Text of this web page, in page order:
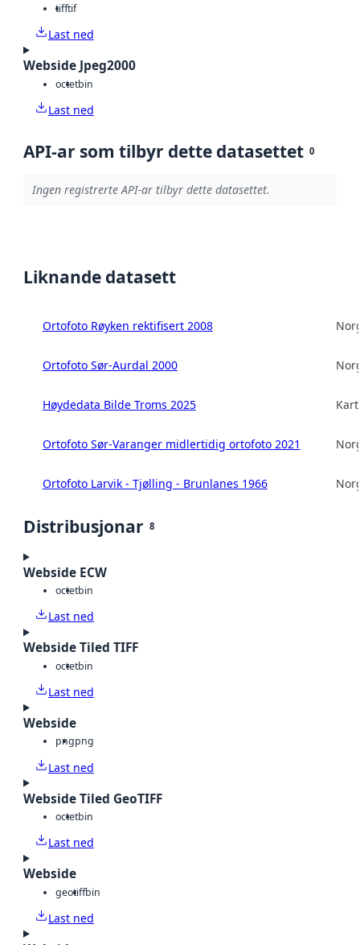
tifftif
Last ned
Webside Jpeg2000
octetbin
Last ned
API-ar som tilbyr dette datasettet 0
Ingen registrerte API-ar tilbyr dette datasettet.
Liknande datasett
Ortofoto Røyken rektifisert 2008
Ortofoto Sør-Aurdal 2000
Høydedata Bilde Troms 2025
Ortofoto Sør-Varanger midlertidig ortofoto 2021
Ortofoto Larvik - Tjølling - Brunlanes 1966
Distribusjonar 8
Webside ECW
octetbin
Last ned
Webside Tiled TIFF
octetbin
Last ned
Webside
pngpng
Last ned
Webside Tiled GeoTIFF
octetbin
Last ned
Webside
geotiffbin
Last ned